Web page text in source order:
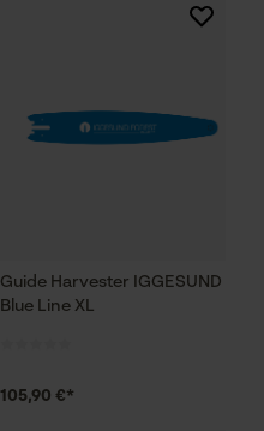
Guide Harvester IGGESUND
Blue Line XL
105,90 €*